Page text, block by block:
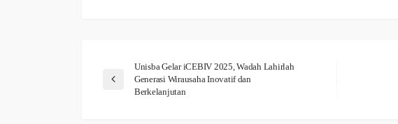
Unisba Gelar iCEBIV 2025, Wadah Lahirlah
Generasi Wirausaha Inovatif dan
Berkelanjutan